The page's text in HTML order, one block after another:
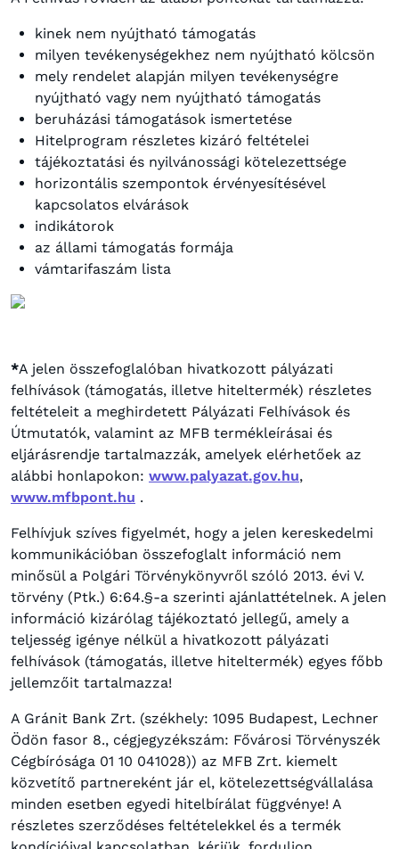
kinek nem nyújtható támogatás
milyen tevékenységekhez nem nyújtható kölcsön
mely rendelet alapján milyen tevékenységre
nyújtható vagy nem nyújtható támogatás
beruházási támogatások ismertetése
Hitelprogram részletes kizáró feltételei
tájékoztatási és nyilvánossági kötelezettsége
horizontális szempontok érvényesítésével
kapcsolatos elvárások
indikátorok
az állami támogatás formája
vámtarifaszám lista
*A jelen összefoglalóban hivatkozott pályázati
felhívások (támogatás, illetve hiteltermék) részletes
feltételeit a meghirdetett Pályázati Felhívások és
Útmutatók, valamint az MFB termékleírásai és
eljárásrendje tartalmazzák, amelyek elérhetőek az
alábbi honlapokon: www.palyazat.gov.hu,
www.mfbpont.hu .
Felhívjuk szíves figyelmét, hogy a jelen kereskedelmi
kommunikációban összefoglalt információ nem
minősül a Polgári Törvénykönyvről szóló 2013. évi V.
törvény (Ptk.) 6:64.§-a szerinti ajánlattételnek. A jelen
információ kizárólag tájékoztató jellegű, amely a
teljesség igénye nélkül a hivatkozott pályázati
felhívások (támogatás, illetve hiteltermék) egyes főbb
jellemzőit tartalmazza!
A Gránit Bank Zrt. (székhely: 1095 Budapest, Lechner
Ödön fasor 8., cégjegyzékszám: Fővárosi Törvényszék
Cégbírósága 01 10 041028)) az MFB Zrt. kiemelt
közvetítő partnereként jár el, kötelezettségvállalása
minden esetben egyedi hitelbírálat függvénye! A
részletes szerződéses feltételekkel és a termék